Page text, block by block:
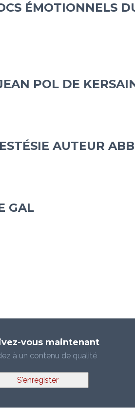
ÉMOTIONNELS
POL DE
AUTEUR
GAL
vous maintenant
à un contenu de qualité
S'enregister